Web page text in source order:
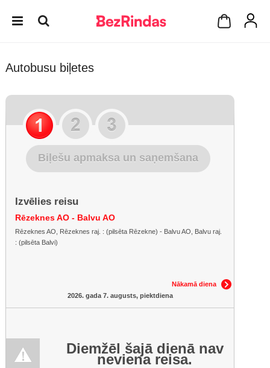
Autobusu biļetes
Biļešu apmaksa un saņemšana
Izvēlies reisu
Rēzeknes AO - Balvu AO
Rēzeknes AO, Rēzeknes raj. : (pilsēta Rēzekne) - Balvu AO, Balvu raj.
: (pilsēta Balvi)
Nākamā diena
2026. gada 7. augusts, piektdiena
Diemžēl šajā dienā nav
neviena reisa.